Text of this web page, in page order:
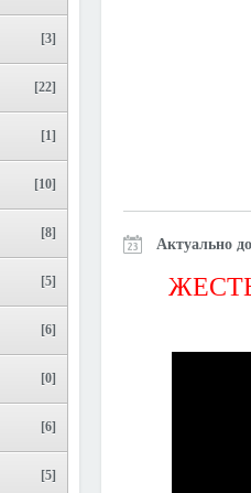
[3]
[22]
[1]
[10]
[8]
[5]
[6]
[0]
[6]
[5]
Актуально